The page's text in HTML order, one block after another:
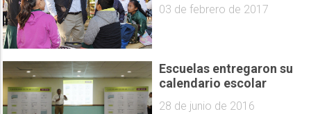
03 de febrero de 2017
Escuelas entregaron su
calendario escolar
28 de junio de 2016